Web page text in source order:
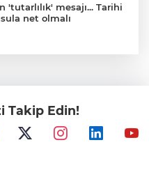
'tutarlılık' mesajı... Tarihi
net olmalı
yeni yaşam alanı
uygulamanın
Takip Edin!